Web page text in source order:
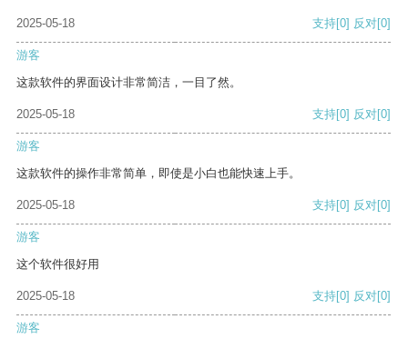
2025-05-18 支持[0] 反对[0]
游客
这款软件的界面设计非常简洁，一目了然。
2025-05-18 支持[0] 反对[0]
游客
这款软件的操作非常简单，即使是小白也能快速上手。
2025-05-18 支持[0] 反对[0]
游客
这个软件很好用
2025-05-18 支持[0] 反对[0]
游客